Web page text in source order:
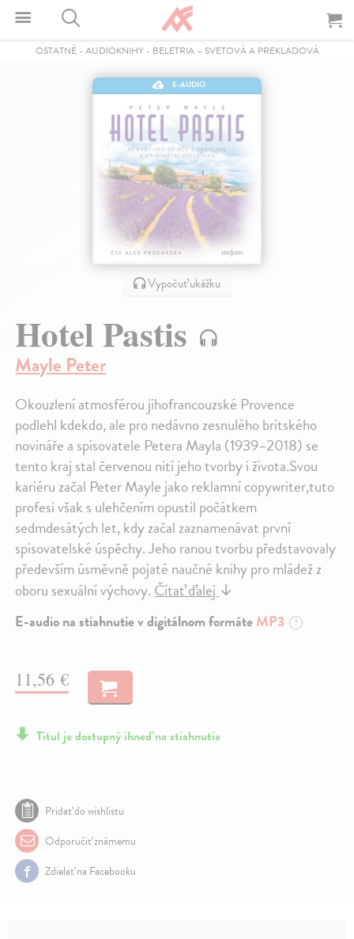
OSTATNÉ- AUDIOKNIHY- BELETRIA – SVETOVÁ A PREKLADOVÁ
E-AUDIO
Vypočuť ukážku
Hotel Pastis
Mayle Peter
Okouzlení atmosférou jihofrancouzské Provence
podlehl kdekdo, ale pro nedávno zesnulého britského
novináře a spisovatele Petera Mayla (1939–2018) se
tento kraj stal červenou nití jeho tvorby i života.Svou
kariéru začal Peter Mayle jako reklamní copywriter,tuto
profesi však s ulehčením opustil počátkem
sedmdesátých let, kdy začal zaznamenávat první
spisovatelské úspěchy. Jeho ranou tvorbu představovaly
především úsměvně pojaté naučné knihy pro mládež z
oboru sexuální výchovy.Čítať ďalej↓
E-audio na stiahnutie v digitálnom formáteMP3 ?
11,56 €
Titul je dostupný ihneď na stiahnutie
Pridať do wishlistu
Odporučiť známemu
Zdielať na Facebooku